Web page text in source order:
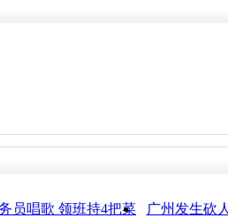
员唱歌 领班持4把菜
广州发生砍